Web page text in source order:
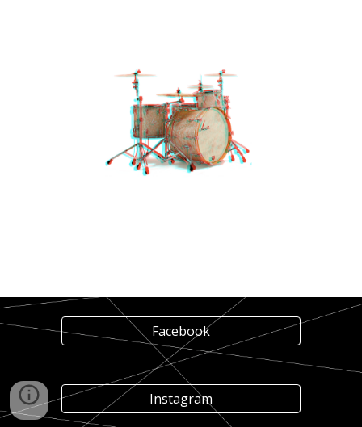
Facebook
Instagram